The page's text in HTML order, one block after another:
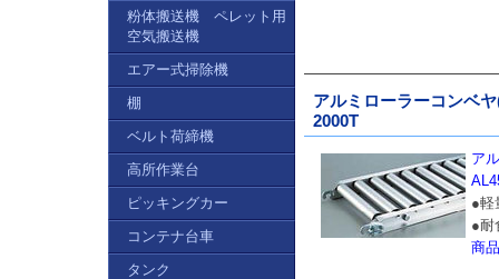
アルミローラーコンベ
2000T
ア
●軽
●耐
商
粉体搬送機 ペレット用
空気搬送機
エアー式掃除機
棚
ベルト荷締機
高所作業台
ピッキングカー
コンテナ台車
タンク